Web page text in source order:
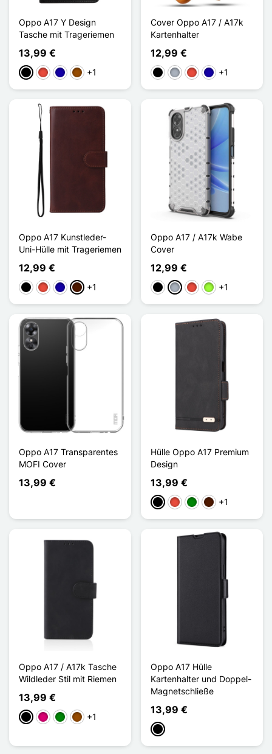
Oppo A17 Y Design
Tasche mit Trageriemen
13,99 €
Schwarz
Rot Dunkelblau
Braun
+1
Cover Oppo A17 / A17k
Kartenhalter
12,99 €
Schwarz
GrauRot Dunkelblau
+1
Oppo A17 Kunstleder-
Uni-Hülle mit Trageriemen
12,99 €
Schwarz
Rot Dunkelblau
Dunkelbraun
+1
Oppo A17 / A17k Wabe
Cover
12,99 €
Schwarz
GrauRot Apfelgrün
+1
Oppo A17 Transparentes
MOFI Cover
13,99 €
Hülle Oppo A17 Premium
Design
13,99 €
Schwarz
Rot GrünDunkelbraun
+1
Oppo A17 / A17k Tasche
Wildleder Stil mit Riemen
13,99 €
SchwarzMagenta
GrünBraun
+1
Oppo A17 Hülle
Kartenhalter und Doppel-
Magnetschließe
13,99 €
Schwarz